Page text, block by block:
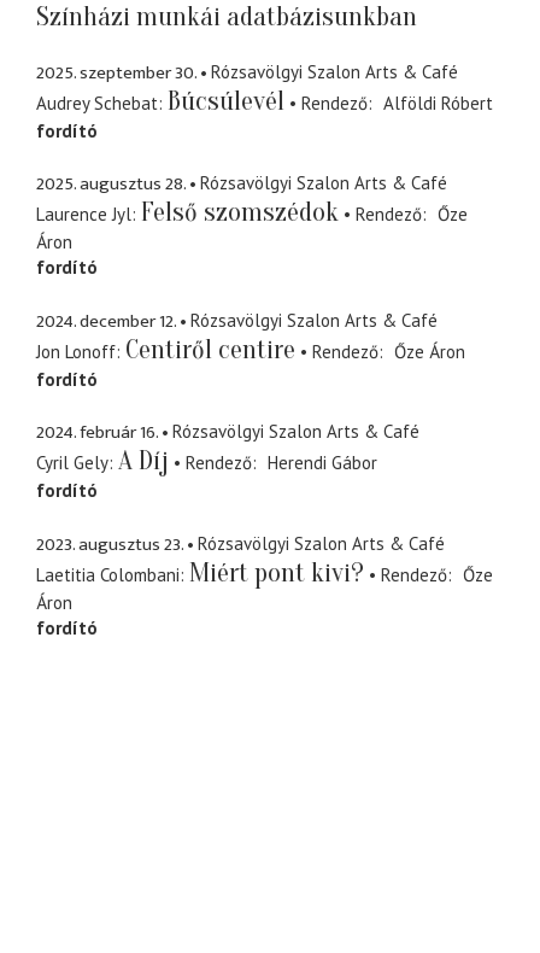
Színházi munkái adatbázisunkban
2025. szeptember 30.
Rózsavölgyi Szalon Arts & Café
Audrey Schebat Búcsúlevél Rendező
Alföldi Róbert
fordító
2025. augusztus 28.
Rózsavölgyi Szalon Arts & Café
Laurence Jyl Felső szomszédok Rendező
Őze
Áron
fordító
2024. december 12.
Rózsavölgyi Szalon Arts & Café
Jon Lonoff Centiről centire Rendező
Őze Áron
fordító
2024. február 16.
Rózsavölgyi Szalon Arts & Café
Cyril Gely A Díj Rendező
Herendi Gábor
fordító
2023. augusztus 23.
Rózsavölgyi Szalon Arts & Café
Laetitia Colombani Miért pont kivi? Rendező
Őze
Áron
fordító